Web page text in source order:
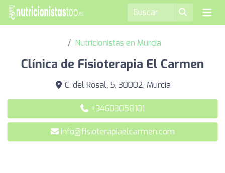
Nutricionistas en Murcia
Clínica de Fisioterapia El Carmen
C. del Rosal, 5, 30002, Murcia
+34603058101
info@fisioterapiaelcarmen.com